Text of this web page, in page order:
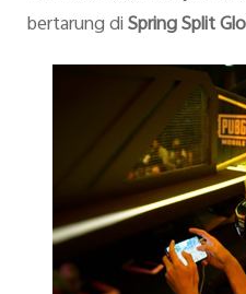
bertarung diSpring Split